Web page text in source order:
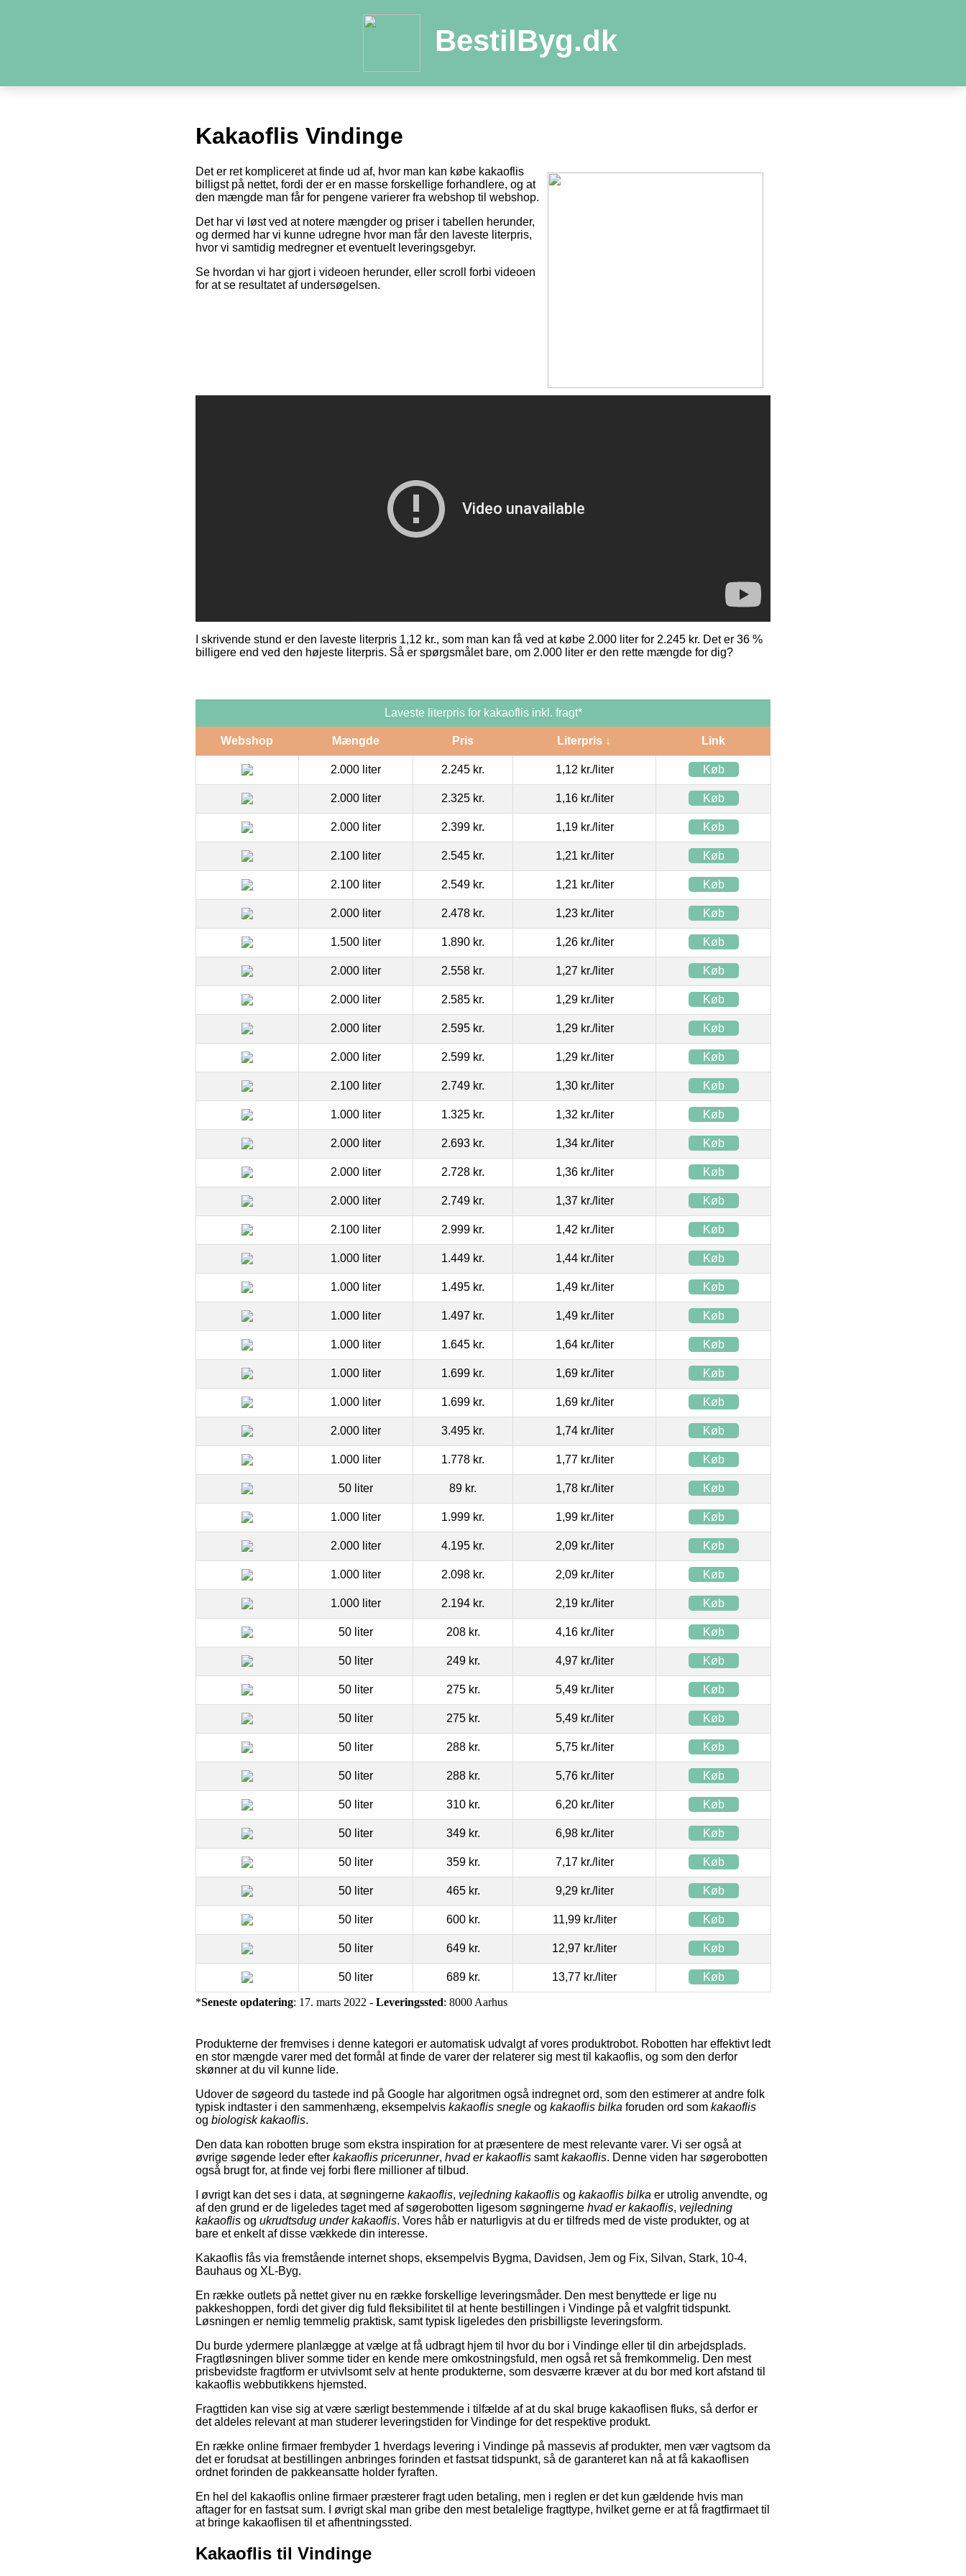
BestilByg.dk
Kakaoflis Vindinge
Det er ret kompliceret at finde ud af, hvor man kan købe kakaoflis
billigst på nettet, fordi der er en masse forskellige forhandlere, og at
den mængde man får for pengene varierer fra webshop til webshop.
Det har vi løst ved at notere mængder og priser i tabellen herunder,
og dermed har vi kunne udregne hvor man får den laveste literpris,
hvor vi samtidig medregner et eventuelt leveringsgebyr.
Se hvordan vi har gjort i videoen herunder, eller scroll forbi videoen
for at se resultatet af undersøgelsen.
I skrivende stund er den laveste literpris 1,12 kr., som man kan få ved at købe 2.000 liter for 2.245 kr. Det er 36 %
billigere end ved den højeste literpris. Så er spørgsmålet bare, om 2.000 liter er den rette mængde for dig?
Laveste literpris for kakaoflis inkl. fragt*
Webshop Mængde Pris Literpris ↓ Link
2.000 liter 2.245 kr. 1,12 kr./liter Køb
2.000 liter 2.325 kr. 1,16 kr./liter Køb
2.000 liter 2.399 kr. 1,19 kr./liter Køb
2.100 liter 2.545 kr. 1,21 kr./liter Køb
2.100 liter 2.549 kr. 1,21 kr./liter Køb
2.000 liter 2.478 kr. 1,23 kr./liter Køb
1.500 liter 1.890 kr. 1,26 kr./liter Køb
2.000 liter 2.558 kr. 1,27 kr./liter Køb
2.000 liter 2.585 kr. 1,29 kr./liter Køb
2.000 liter 2.595 kr. 1,29 kr./liter Køb
2.000 liter 2.599 kr. 1,29 kr./liter Køb
2.100 liter 2.749 kr. 1,30 kr./liter Køb
1.000 liter 1.325 kr. 1,32 kr./liter Køb
2.000 liter 2.693 kr. 1,34 kr./liter Køb
2.000 liter 2.728 kr. 1,36 kr./liter Køb
2.000 liter 2.749 kr. 1,37 kr./liter Køb
2.100 liter 2.999 kr. 1,42 kr./liter Køb
1.000 liter 1.449 kr. 1,44 kr./liter Køb
1.000 liter 1.495 kr. 1,49 kr./liter Køb
1.000 liter 1.497 kr. 1,49 kr./liter Køb
1.000 liter 1.645 kr. 1,64 kr./liter Køb
1.000 liter 1.699 kr. 1,69 kr./liter Køb
1.000 liter 1.699 kr. 1,69 kr./liter Køb
2.000 liter 3.495 kr. 1,74 kr./liter Køb
1.000 liter 1.778 kr. 1,77 kr./liter Køb
50 liter 89 kr. 1,78 kr./liter Køb
1.000 liter 1.999 kr. 1,99 kr./liter Køb
2.000 liter 4.195 kr. 2,09 kr./liter Køb
1.000 liter 2.098 kr. 2,09 kr./liter Køb
1.000 liter 2.194 kr. 2,19 kr./liter Køb
50 liter 208 kr. 4,16 kr./liter Køb
50 liter 249 kr. 4,97 kr./liter Køb
50 liter 275 kr. 5,49 kr./liter Køb
50 liter 275 kr. 5,49 kr./liter Køb
50 liter 288 kr. 5,75 kr./liter Køb
50 liter 288 kr. 5,76 kr./liter Køb
50 liter 310 kr. 6,20 kr./liter Køb
50 liter 349 kr. 6,98 kr./liter Køb
50 liter 359 kr. 7,17 kr./liter Køb
50 liter 465 kr. 9,29 kr./liter Køb
50 liter 600 kr. 11,99 kr./liter Køb
50 liter 649 kr. 12,97 kr./liter Køb
50 liter 689 kr. 13,77 kr./liter Køb
*Seneste opdatering: 17. marts 2022 - Leveringssted: 8000 Aarhus
Produkterne der fremvises i denne kategori er automatisk udvalgt af vores produktrobot. Robotten har effektivt ledt
en stor mængde varer med det formål at finde de varer der relaterer sig mest til kakaoflis, og som den derfor
skønner at du vil kunne lide.
Udover de søgeord du tastede ind på Google har algoritmen også indregnet ord, som den estimerer at andre folk
typisk indtaster i den sammenhæng, eksempelvis kakaoflis snegle og kakaoflis bilka foruden ord som kakaoflis
og biologisk kakaoflis.
Den data kan robotten bruge som ekstra inspiration for at præsentere de mest relevante varer. Vi ser også at
øvrige søgende leder efter kakaoflis pricerunner, hvad er kakaoflis samtkakaoflis. Denne viden har søgerobotten
også brugt for, at finde vej forbi flere millioner af tilbud.
I øvrigt kan det ses i data, at søgningerne kakaoflis, vejledning kakaoflis og kakaoflis bilka er utrolig anvendte, og
af den grund er de ligeledes taget med af søgerobotten ligesom søgningerne hvad er kakaoflis, vejledning
kakaoflis og ukrudtsdug under kakaoflis. Vores håb er naturligvis at du er tilfreds med de viste produkter, og at
bare et enkelt af disse vækkede din interesse.
Kakaoflis fås via fremstående internet shops, eksempelvis Bygma, Davidsen, Jem og Fix, Silvan, Stark, 10-4,
Bauhaus og XL-Byg.
En række outlets på nettet giver nu en række forskellige leveringsmåder. Den mest benyttede er lige nu
pakkeshoppen, fordi det giver dig fuld fleksibilitet til at hente bestillingen i Vindinge på et valgfrit tidspunkt.
Løsningen er nemlig temmelig praktisk, samt typisk ligeledes den prisbilligste leveringsform.
Du burde ydermere planlægge at vælge at få udbragt hjem til hvor du bor i Vindinge eller til din arbejdsplads.
Fragtløsningen bliver somme tider en kende mere omkostningsfuld, men også ret så fremkommelig. Den mest
prisbevidste fragtform er utvivlsomt selv at hente produkterne, som desværre kræver at du bor med kort afstand til
kakaoflis webbutikkens hjemsted.
Fragttiden kan vise sig at være særligt bestemmende i tilfælde af at du skal bruge kakaoflisen fluks, så derfor er
det aldeles relevant at man studerer leveringstiden for Vindinge for det respektive produkt.
En række online firmaer frembyder 1 hverdags levering i Vindinge på massevis af produkter, men vær vagtsom da
det er forudsat at bestillingen anbringes forinden et fastsat tidspunkt, så de garanteret kan nå at få kakaoflisen
ordnet forinden de pakkeansatte holder fyraften.
En hel del kakaoflis online firmaer præsterer fragt uden betaling, men i reglen er det kun gældende hvis man
aftager for en fastsat sum. I øvrigt skal man gribe den mest betalelige fragttype, hvilket gerne er at få fragtfirmaet til
at bringe kakaoflisen til et afhentningssted.
Kakaoflis til Vindinge